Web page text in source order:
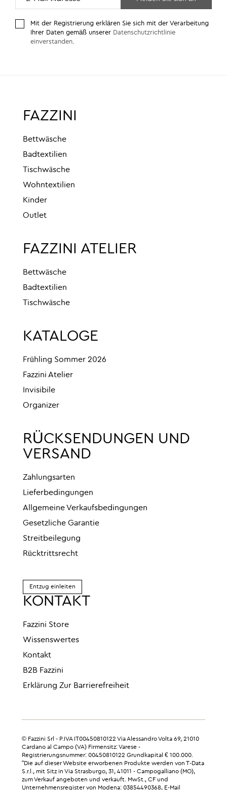
Mit der Registrierung erklären Sie sich mit der Verarbeitung
Ihrer Daten gemäß unserer Datenschutzrichtlinie
einverstanden.
FAZZINI
Bettwäsche
Badtextilien
Tischwäsche
Wohntextilien
Kinder
Outlet
FAZZINI ATELIER
Bettwäsche
Badtextilien
Tischwäsche
KATALOGE
Frühling Sommer 2026
Fazzini Atelier
Invisibile
Organizer
RÜCKSENDUNGEN UND
VERSAND
Zahlungsarten
Lieferbedingungen
Allgemeine Verkaufsbedingungen
Gesetzliche Garantie
Streitbeilegung
Rücktrittsrecht
Entzug einleiten
KONTAKT
Fazzini Store
Wissenswertes
Kontakt
B2B Fazzini
Erklärung Zur Barrierefreiheit
© Fazzini Srl - P.IVA IT00450810122 Via Alessandro Volta 69, 21010
Cardano al Campo (VA) Firmensitz: Varese -
Registrierungsnummer: 00450810122 Grundkapital € 100.000.
"Die auf dieser Website erworbenen Produkte werden von T-Data
S.r.l., mit Sitz in Via Strasburgo, 31, 41011 - Campogalliano (MO),
zum Verkauf angeboten und verkauft. MwSt., CF und
Unternehmensregister von Modena: 03854490368, E-Mail